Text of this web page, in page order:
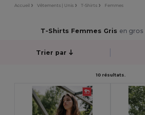
Accueil Vêtements | Unis T-Shirts Femmes
T-Shirts Femmes Gris en gros
Trier par
10 résultats.